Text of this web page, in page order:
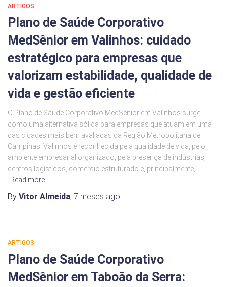
ARTIGOS
Plano de Saúde Corporativo
MedSênior em Valinhos: cuidado
estratégico para empresas que
valorizam estabilidade, qualidade de
vida e gestão eficiente
O Plano de Saúde Corporativo MedSênior em Valinhos surge
como uma alternativa sólida para empresas que atuam em uma
das cidades mais bem avaliadas da Região Metropolitana de
Campinas. Valinhos é reconhecida pela qualidade de vida, pelo
ambiente empresarial organizado, pela presença de indústrias,
centros logísticos, comércio estruturado e, principalmente,
Read more…
By Vitor Almeida, 7 meses ago
ARTIGOS
Plano de Saúde Corporativo
MedSênior em Taboão da Serra: